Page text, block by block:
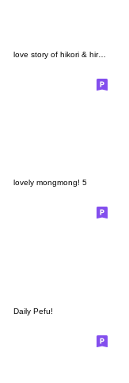
love story of hikori & hiroto Ver.03
lovely mongmong! 5
Daily Pefu!